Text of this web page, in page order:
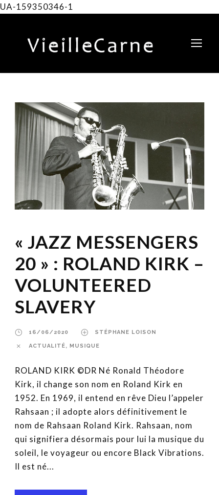
UA-159350346-1
« JAZZ MESSENGERS
20 » : ROLAND KIRK –
VOLUNTEERED
SLAVERY
16/06/2020 STÉPHANE LOISON
ACTUALITÉ, MUSIQUE
ROLAND KIRK ©DR Né Ronald Théodore
Kirk, il change son nom en Roland Kirk en
1952. En 1969, il entend en rêve Dieu l’appeler
Rahsaan ; il adopte alors définitivement le
nom de Rahsaan Roland Kirk. Rahsaan, nom
qui signifiera désormais pour lui la musique du
soleil, le voyageur ou encore Black Vibrations.
Il est né...